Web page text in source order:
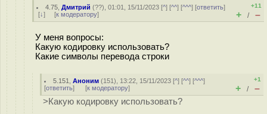
4.75 ,Дмитрий (??), 01:01, 15/11/2023 [^] [^^] [^^^] [ответить]
[↓] [к модератору]
+11
+ / –
У меня вопросы:
Какую кодировку использовать?
Какие символы перевода строки
5.151 ,Аноним (151), 13:22, 15/11/2023 [^] [^^] [^^^]
[ответить] [к модератору]
+1
+ / –
>Какую кодировку использовать?